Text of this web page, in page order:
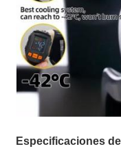
Especificaciones